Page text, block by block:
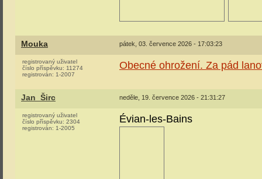
Mouka pátek, 03. července 2026 - 17:03:23
registrovaný uživatel
číslo příspěvku: 11274
registrován: 1-2007
Obecné ohrožení. Za pád
Jan_Širc neděle, 19. července 2026 - 21:31:27
registrovaný uživatel
číslo příspěvku: 2304
registrován: 1-2005
Évian-les-Bains